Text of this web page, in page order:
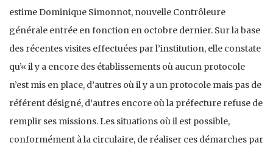
estime Dominique Simonnot, nouvelle Contrôleure
générale entrée en fonction en octobre dernier. Sur la base
des récentes visites effectuées par l’institution, elle constate
qu’« il y a encore des établissements où aucun protocole
n’est mis en place, d’autres où il y a un protocole mais pas de
référent désigné, d’autres encore où la préfecture refuse de
remplir ses missions. Les situations où il est possible,
conformément à la circulaire, de réaliser ces démarches par